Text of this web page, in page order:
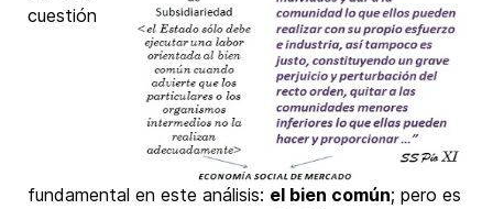
cuestión
fundamental en este análisis: el bien común; pero es